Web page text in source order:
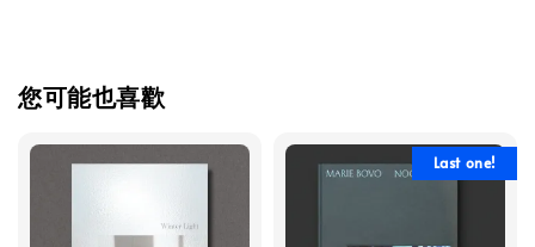
您可能也喜歡
Last one!